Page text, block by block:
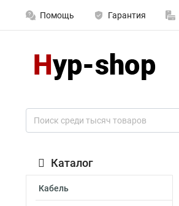
Помощь Гарантия
Каталог
Кабель